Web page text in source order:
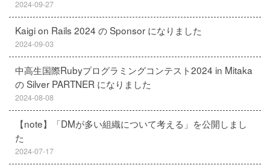
2024-09-27
Kaigi on Rails 2024 の Sponsor になりました
2024-09-03
中高生国際Rubyプログラミングコンテスト2024 in Mitaka
の Silver PARTNER になりました
2024-08-08
【note】「DMが多い組織について考える」を公開しまし
た
2024-07-17